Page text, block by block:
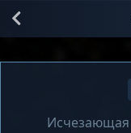
Исчезающая